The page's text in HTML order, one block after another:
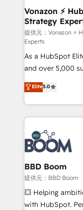
➤ L’intégration
pour aligner les
support client
audit et maintenance) ➤ La création de
de conversion
opportunités d'affaires ➤ La mise
stratégies
inbound,
emailing) Informations clés : - 10 ans d'expérience -
100+
experts conseil -
cumulées
Vonazon ⚡
Strategy
提供元：Vonazon ⚡
Experts
As a HubSpot
and over 5,000
Vonazon turns
measurable,
enterprise-grade
builds scalable
revenue. ⚙️ HubSpot Integration & Optimization •
Seamless CRM,
Complex
Custom APIs and
End Revenue
pipeline growth
and CRM
Elite5.0
BBD Boom
提供元：BBD Boom
💥 Helping
with HubSpot.